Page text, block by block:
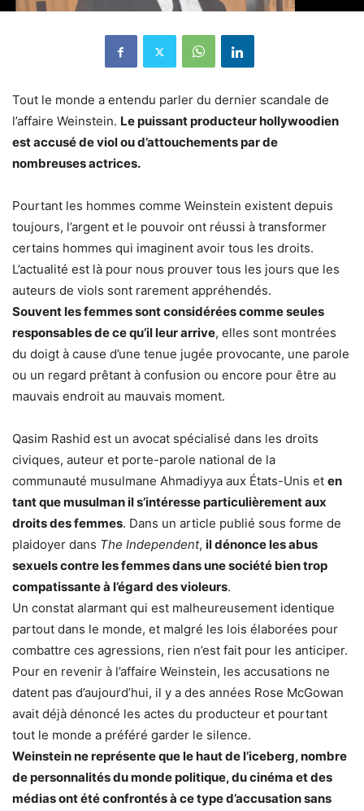
Tout le monde a entendu parler du dernier scandale de
l’affaire Weinstein. Le puissant producteur hollywoodien
est accusé de viol ou d’attouchements par de
nombreuses actrices.
Pourtant les hommes comme Weinstein existent depuis
toujours, l’argent et le pouvoir ont réussi à transformer
certains hommes qui imaginent avoir tous les droits.
L’actualité est là pour nous prouver tous les jours que les
auteurs de viols sont rarement appréhendés.
Souvent les femmes sont considérées comme seules
responsables de ce qu’il leur arrive, elles sont montrées
du doigt à cause d’une tenue jugée provocante, une parole
ou un regard prêtant à confusion ou encore pour être au
mauvais endroit au mauvais moment.
Qasim Rashid est un avocat spécialisé dans les droits
civiques, auteur et porte-parole national de la
communauté musulmane Ahmadiyya aux États-Unis et en
tant que musulman il s’intéresse particulièrement aux
droits des femmes. Dans un article publié sous forme de
plaidoyer dans The Independent, il dénonce les abus
sexuels contre les femmes dans une société bien trop
compatissante à l’égard des violeurs.
Un constat alarmant qui est malheureusement identique
partout dans le monde, et malgré les lois élaborées pour
combattre ces agressions, rien n’est fait pour les anticiper.
Pour en revenir à l’affaire Weinstein, les accusations ne
datent pas d’aujourd’hui, il y a des années Rose McGowan
avait déjà dénoncé les actes du producteur et pourtant
tout le monde a préféré garder le silence.
Weinstein ne représente que le haut de l’iceberg, nombre
de personnalités du monde politique, du cinéma et des
médias ont été confrontés à ce type d’accusation sans